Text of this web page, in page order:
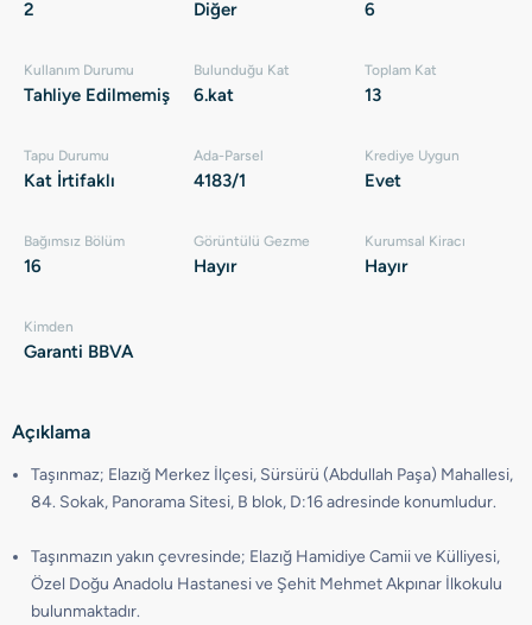
2 Diğer 6
Kullanım Durumu
Tahliye Edilmemiş
Bulunduğu Kat
6.kat
Toplam Kat
13
Tapu Durumu
Kat İrtifaklı
Ada-Parsel
4183/1
Krediye Uygun
Evet
Bağımsız Bölüm
16
Görüntülü Gezme
Hayır
Kurumsal Kiracı
Hayır
Kimden
Garanti BBVA
Açıklama
Taşınmaz; Elazığ Merkez İlçesi, Sürsürü (Abdullah Paşa) Mahallesi,
84. Sokak, Panorama Sitesi, B blok, D:16 adresinde konumludur.
Taşınmazın yakın çevresinde; Elazığ Hamidiye Camii ve Külliyesi,
Özel Doğu Anadolu Hastanesi ve Şehit Mehmet Akpınar İlkokulu
bulunmaktadır.